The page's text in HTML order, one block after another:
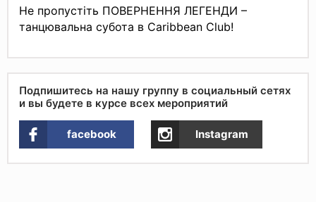
Не пропустіть ПОВЕРНЕННЯ ЛЕГЕНДИ –
танцювальна субота в Caribbean Club!
Подпишитесь на нашу группу в социальный сетях
и вы будете в курсе всех мероприятий
facebook Instagram